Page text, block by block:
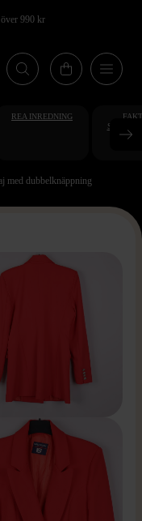
990 kr
REA INREDNING
med dubbelknäppning